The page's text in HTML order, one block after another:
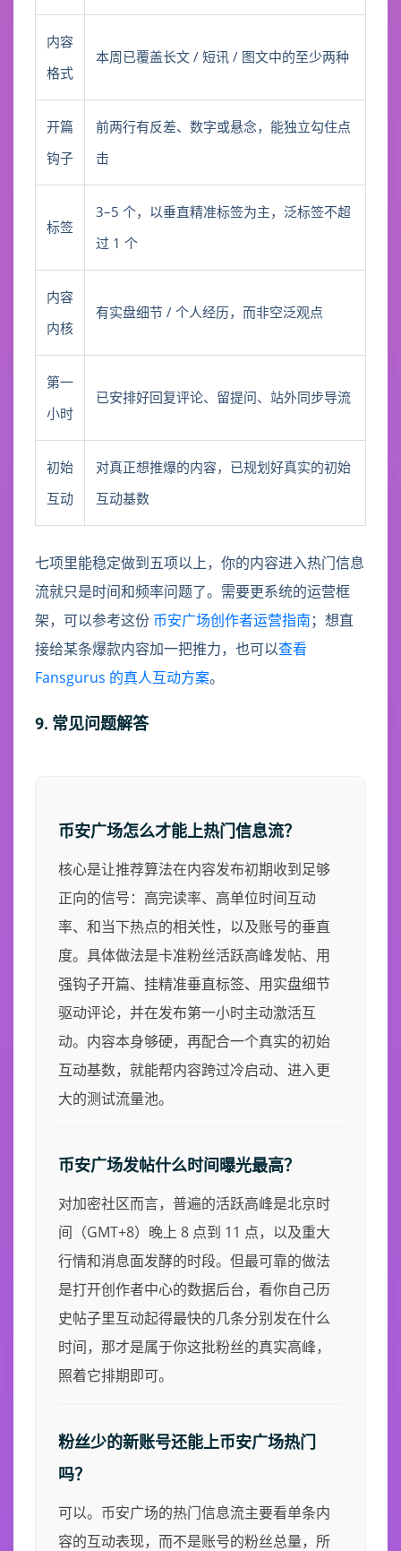
内容
格式
本周已覆盖长文 / 短讯 / 图文中的至少两种
开篇
钩子
前两行有反差、数字或悬念，能独立勾住点
击
标签
3–5 个，以垂直精准标签为主，泛标签不超
过 1 个
内容
内核
有实盘细节 / 个人经历，而非空泛观点
第一
小时
已安排好回复评论、留提问、站外同步导流
初始
互动
对真正想推爆的内容，已规划好真实的初始
互动基数
七项里能稳定做到五项以上，你的内容进入热门信息
流就只是时间和频率问题了。需要更系统的运营框
架，可以参考这份 币安广场创作者运营指南；想直
接给某条爆款内容加一把推力，也可以查看
Fansgurus 的真人互动方案。
9. 常见问题解答
币安广场怎么才能上热门信息流？
核心是让推荐算法在内容发布初期收到足够
正向的信号：高完读率、高单位时间互动
率、和当下热点的相关性，以及账号的垂直
度。具体做法是卡准粉丝活跃高峰发帖、用
强钩子开篇、挂精准垂直标签、用实盘细节
驱动评论，并在发布第一小时主动激活互
动。内容本身够硬，再配合一个真实的初始
互动基数，就能帮内容跨过冷启动、进入更
大的测试流量池。
币安广场发帖什么时间曝光最高？
对加密社区而言，普遍的活跃高峰是北京时
间（GMT+8）晚上 8 点到 11 点，以及重大
行情和消息面发酵的时段。但最可靠的做法
是打开创作者中心的数据后台，看你自己历
史帖子里互动起得最快的几条分别发在什么
时间，那才是属于你这批粉丝的真实高峰，
照着它排期即可。
粉丝少的新账号还能上币安广场热门
吗？
可以。币安广场的热门信息流主要看单条内
容的互动表现，而不是账号的粉丝总量，所